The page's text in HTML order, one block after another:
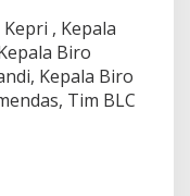
, Kepala
Biro
Kepala Biro
Tim BLC